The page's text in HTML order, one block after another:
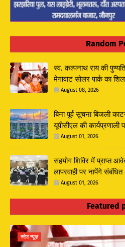
Random
स्व. कल्पनाथ राय की
मेगावाट सोलर पार्क का
August 08, 2026
बिना पूर्व सूचना बिजली
यूपीसीएल की कार्यप्रणाली
August 01, 2026
सहयोग शिविर में प्राप्त
लापरवाही पर नापेंगे संबंधित
August 01, 2026
Featured
स्टेट न्यूज़